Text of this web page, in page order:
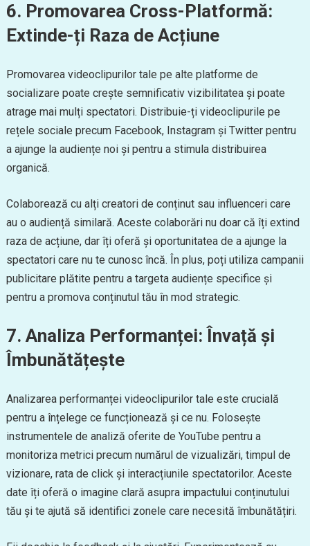
6. Promovarea Cross-Platformă:
Extinde-ți Raza de Acțiune
Promovarea videoclipurilor tale pe alte platforme de
socializare poate crește semnificativ vizibilitatea și poate
atrage mai mulți spectatori. Distribuie-ți videoclipurile pe
rețele sociale precum Facebook, Instagram și Twitter pentru
a ajunge la audiențe noi și pentru a stimula distribuirea
organică.
Colaborează cu alți creatori de conținut sau influenceri care
au o audiență similară. Aceste colaborări nu doar că îți extind
raza de acțiune, dar îți oferă și oportunitatea de a ajunge la
spectatori care nu te cunosc încă. În plus, poți utiliza campanii
publicitare plătite pentru a targeta audiențe specifice și
pentru a promova conținutul tău în mod strategic.
7. Analiza Performanței: Învață și
Îmbunătățește
Analizarea performanței videoclipurilor tale este crucială
pentru a înțelege ce funcționează și ce nu. Folosește
instrumentele de analiză oferite de YouTube pentru a
monitoriza metrici precum numărul de vizualizări, timpul de
vizionare, rata de click și interacțiunile spectatorilor. Aceste
date îți oferă o imagine clară asupra impactului conținutului
tău și te ajută să identifici zonele care necesită îmbunătățiri.